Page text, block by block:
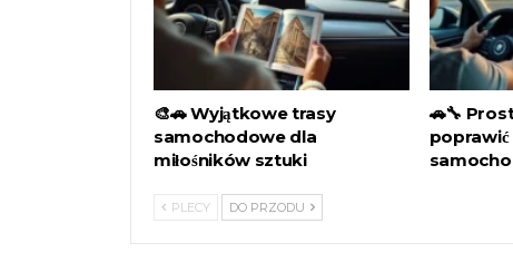
🎨🚗 Wyjątkowe trasy
samochodowe dla
miłośników sztuki
🚗🔧
poprawić
PLECY DO PRZODU